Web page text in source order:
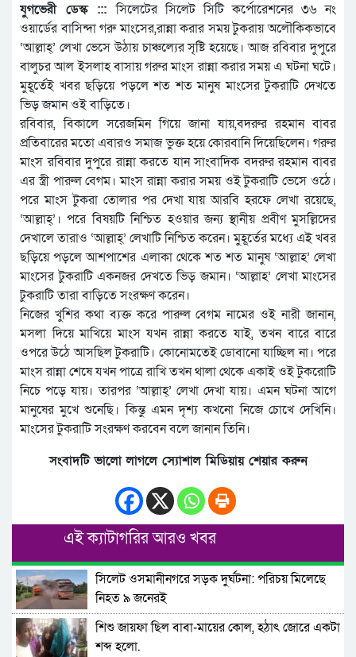
যুগভেরী ডেস্ক :::সিলেটের সিলেট সিটি কর্পোরেশনের ৩৬ নং
ওয়ার্ডের বাসিন্দা গরু মাংসের,রান্না করার সময় টুকরায় অলৌকিকভাবে
‘আল্লাহ্’ লেখা ভেসে উঠায় চাঞ্চল্যের সৃষ্টি হয়েছে। আজ রবিবার দুপুরে
বালুচর আল ইসলাহ বাসায় গরুর মাংস রান্না করার সময় এ ঘটনা ঘটে।
মুহূর্তেই খবর ছড়িয়ে পড়লে শত শত মানুষ মাংসের টুকরাটি দেখতে
ভিড় জমান ওই বাড়িতে।
রবিবার, বিকালে সরেজমিন গিয়ে জানা যায়,বদরুর রহমান বাবর
প্রতিবারের মতো এবারও সমাজ ভুক্ত হয়ে কোরবানি দিয়েছিলেন। গরুর
মাংস রবিবার দুপুরে রান্না করতে যান সাংবাদিক বদরুর রহমান বাবর
এর স্ত্রী পারুল বেগম। মাংস রান্না করার সময় ওই টুকরাটি ভেসে ওঠে।
পরে মাংস টুকরা তোলার পর দেখা যায় আরবি হরফে লেখা রয়েছে,
‘আল্লাহ্’। পরে বিষয়টি নিশ্চিত হওয়ার জন্য স্থানীয় প্রবীণ মুসল্লিদের
দেখালে তারাও ‘আল্লাহ্’ লেখাটি নিশ্চিত করেন। মুহূর্তের মধ্যে এই খবর
ছড়িয়ে পড়লে আশপাশের এলাকা থেকে শত শত মানুষ ‘আল্লাহ’ লেখা
মাংসের টুকরাটি একনজর দেখতে ভিড় জমান। ‘আল্লাহ’ লেখা মাংসের
টুকরাটি তারা বাড়িতে সংরক্ষণ করেন।
নিজের খুশির কথা ব্যক্ত করে পারুল বেগম নামের ওই নারী জানান,
মসলা দিয়ে মাখিয়ে মাংস যখন রান্না করতে যাই, তখন বারে বারে
ওপরে উঠে আসছিল টুকরাটি। কোনোমতেই ডোবানো যাচ্ছিল না। পরে
মাংস রান্না শেষে যখন পাত্রে রাখি তখন থালা থেকে একাই ওই টুকরোটি
নিচে পড়ে যায়। তারপর ‘আল্লাহ্’ লেখা দেখা যায়। এমন ঘটনা আগে
মানুষের মুখে শুনেছি। কিন্তু এমন দৃশ্য কখনো নিজে চোখে দেখিনি।
মাংসের টুকরাটি সংরক্ষণ করবেন বলে জানান তিনি।
সংবাদটি ভালো লাগলে স্যোশাল মিডিয়ায় শেয়ার করুন
এই ক্যাটাগরির আরও খবর
সিলেট ওসমানীনগরে সড়ক দুর্ঘটনা: পরিচয় মিলেছে
নিহত ৯ জনেরই
শিশু জায়ফা ছিল বাবা-মায়ের কোল, হঠাৎ জোরে একটা
শব্দ হলো.